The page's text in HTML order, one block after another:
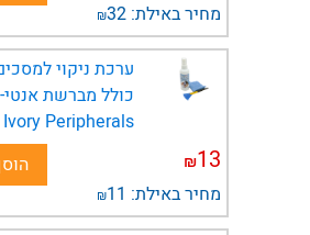
מחיר באילת: 32
₪
ערכת ניקוי
כולל מברשת
Ivory Peripherals
13
₪
מחיר באילת: 11
₪